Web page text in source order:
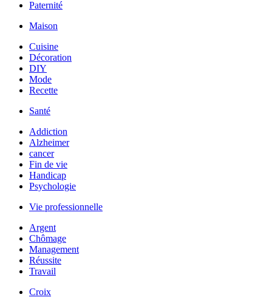
Paternité
Maison
Cuisine
Décoration
DIY
Mode
Recette
Santé
Addiction
Alzheimer
cancer
Fin de vie
Handicap
Psychologie
Vie professionnelle
Argent
Chômage
Management
Réussite
Travail
Croix